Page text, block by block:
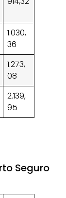
1.030,
36
1.273,
08
2.139,
95
Seguro